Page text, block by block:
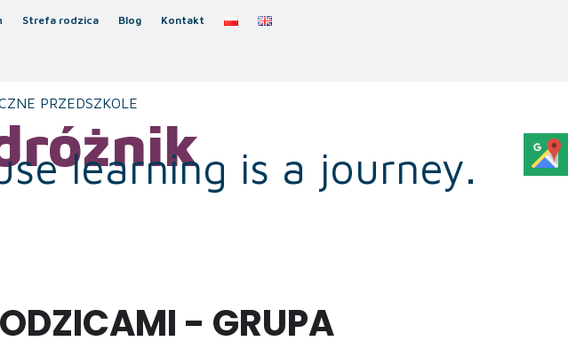
Strefa rodzica Blog Kontakt
PRZEDSZKOLE
learning is a journey.
- GRUPA